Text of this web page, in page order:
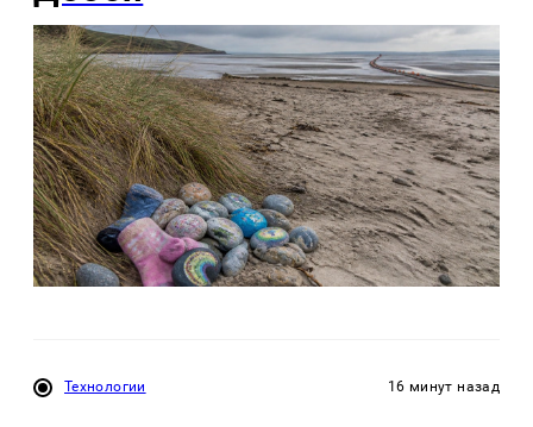
Технологии 16 минут назад